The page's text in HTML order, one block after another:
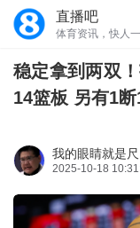
直播吧
体育资讯，快人
稳定拿到两双
14篮板 另有1
我的眼睛就是尺
2025-10-18